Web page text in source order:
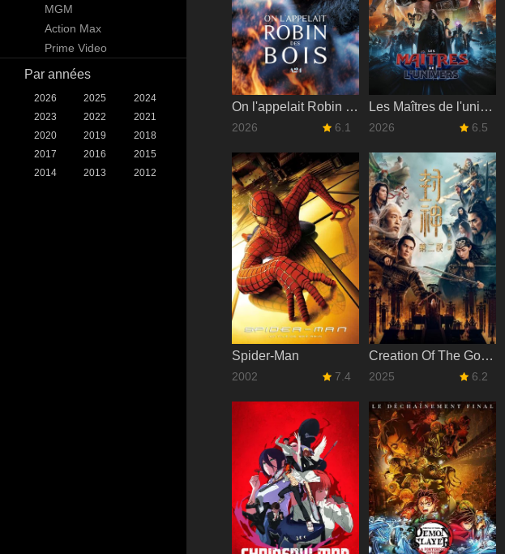
Talk
War & Politics
Western
MGM
Action Max
Prime Video
Par années
2026 2025
2024
2023
2022
2021
2020
2019
2018
2017
2016
2015
2014
2013 2012
On l'appelait Robin des Bois
2026 6.1
Les Maîtres de l'univers
2026 6.5
Spider-Man
2002 7.4
Creation Of The Gods II: Demon Force
2025 6.2